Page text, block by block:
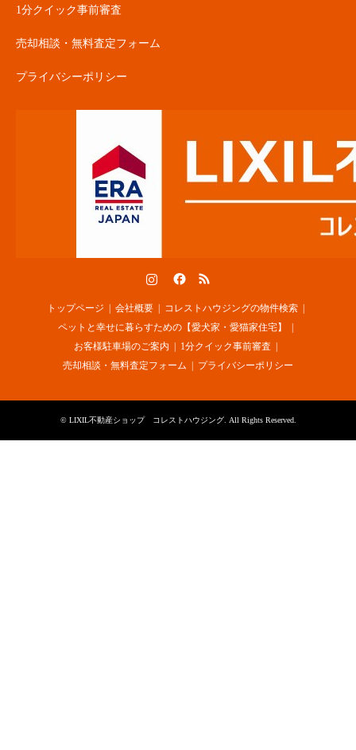
1分クイック事前審査
売却相談・無料査定フォーム
プライバシーポリシー
トップページ 会社概要
コレストハウジングの物件検索
ペットと幸せに暮らすための【愛犬家・愛猫家住宅】
お客様駐車場のご案内
1分クイック事前審査
売却相談・無料査定フォーム
プライバシーポリシー
© LIXIL不動産ショップ コレストハウジング. All Rights Reserved.